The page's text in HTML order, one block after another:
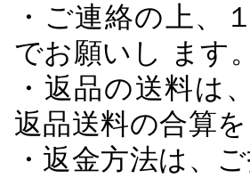
・ご連絡の上、
でお願いし ます。
・返品の送料は
返品送料の合算
・返金方法は、